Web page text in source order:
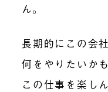
ん。
長期的にこの会
何をやりたいか
この仕事を楽し